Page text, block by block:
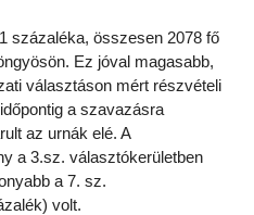
százaléka, összesen 2078 fő
Ez jóval magasabb,
választáson mért részvételi
a szavazásra
az urnák elé. A
a 3.sz. választókerületben
a 7. sz.
volt.